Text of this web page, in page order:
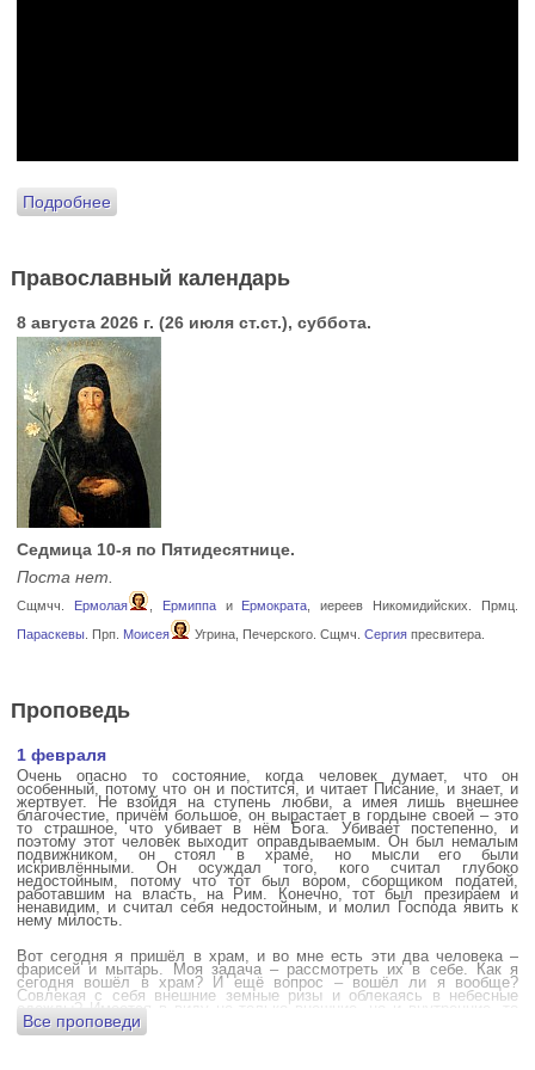
Подробнее
Православный календарь
8 августа 2026 г. (26 июля ст.ст.), суббота.
Седмица 10-я по Пятидесятнице.
Поста нет.
Сщмчч. Ермолая Ермиппаи Ермократа , иереев Никомидийских. Прмц.
Параскевы. Прп. Моисея Угрина, Печерского. Сщмч. Сергияпресвитера.
Проповедь
1 февраля
Очень опасно то состояние, когда человек думает, что он
особенный, потому что он и постится, и читает Писание, и знает, и
жертвует. Не взойдя на ступень любви, а имея лишь внешнее
благочестие, причём большое, он вырастает в гордыне своей – это
то страшное, что убивает в нём Бога. Убивает постепенно, и
поэтому этот человек выходит оправдываемым. Он был немалым
подвижником, он стоял в храме, но мысли его были
искривлёнными. Он осуждал того, кого считал глубоко
недостойным, потому что тот был вором, сборщиком податей,
работавшим на власть, на Рим. Конечно, тот был презираем и
ненавидим, и считал себя недостойным, и молил Господа явить к
нему милость.
Вот сегодня я пришёл в храм, и во мне есть эти два человека –
фарисей и мытарь. Моя задача – рассмотреть их в себе. Как я
сегодня вошёл в храм? И ещё вопрос – вошёл ли я вообще?
Совлекая с себя внешние земные ризы и облекаясь в небесные
одежды? Имеется в виду не только внешние, но и внутренние, то
есть помыслы.
Все проповеди